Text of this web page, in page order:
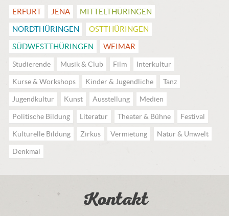
ERFURT JENA
MITTEL­THÜRINGEN
NORDTHÜRINGEN
OSTTHÜRINGEN
SÜDWESTTHÜRINGEN
WEIMAR
Studierende Musik & Club Film Interkultur
Kurse & Workshops Kinder & Jugendliche Tanz
Jugendkultur Kunst Ausstellung Medien
Politische Bildung Literatur Theater & Bühne Festival
Kulturelle Bildung Zirkus Vermietung Natur & Umwelt
Denkmal
Kontakt